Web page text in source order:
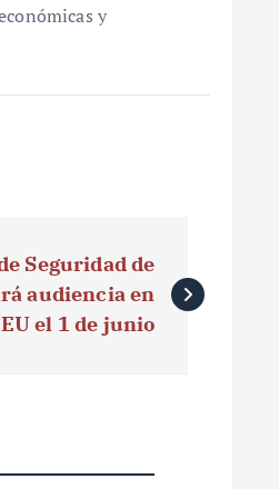
y
Seguridad de
audiencia en
EU el 1 de junio